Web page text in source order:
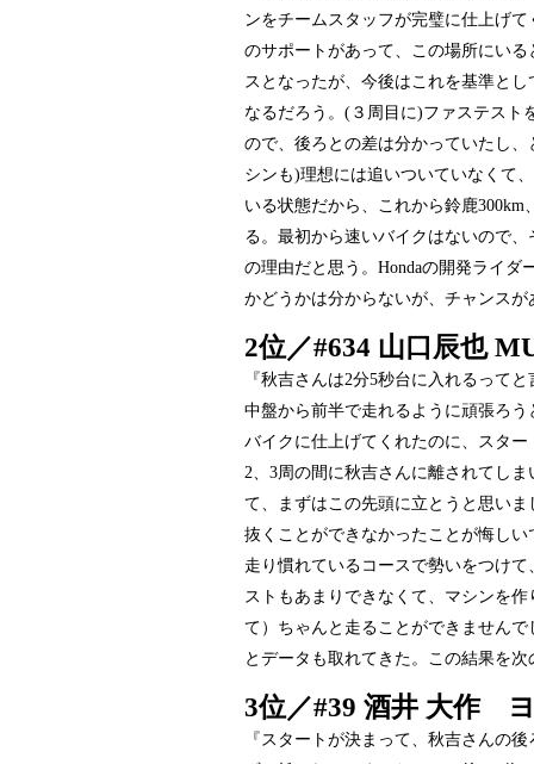
ンをチームスタッフが完璧に仕上げ
のサポートがあって、この場所にい
スとなったが、今後はこれを基準と
なるだろう。(３周目に)ファステスト
ので、後ろとの差は分かっていたし
シンも)理想には追いついていなくて
いる状態だから、これから鈴鹿
る。最初から速いバイクはないので
の理由だと思う。Hondaの開発ライ
かどうかは分からないが、チャンス
2位／#634 山口辰也
『秋吉さんは2分5秒台に入れるって
中盤から前半で走れるように頑張ろ
バイクに仕上げてくれたのに、スタ
2、3周の間に秋吉さんに離されてし
て、まずはこの先頭に立とうと思い
抜くことができなかったことが悔し
走り慣れているコースで勢いをつけ
ストもあまりできなくて、マシンを
て）ちゃんと走ることができません
とデータも取れてきた。この結果を
3位／#39 酒井 大作
『スタートが決まって、秋吉さんの